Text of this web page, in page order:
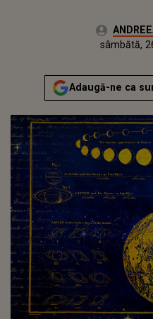
Autor:
vineri, 26 august 2022Actualizat:
sâmbătă,
Adaugă-ne ca